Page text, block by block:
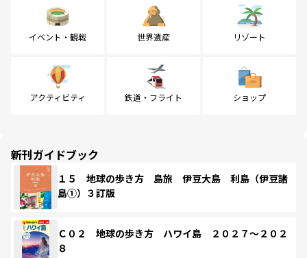
イベント・観戦 世界遺産 リゾート
アクティビティ 鉄道・フライト ショップ
新刊ガイドブック
１５ 地球の歩き方 島旅 伊豆大島 利島（伊豆諸
島①）３訂版
Ｃ０２ 地球の歩き方 ハワイ島 ２０２７～２０２
８